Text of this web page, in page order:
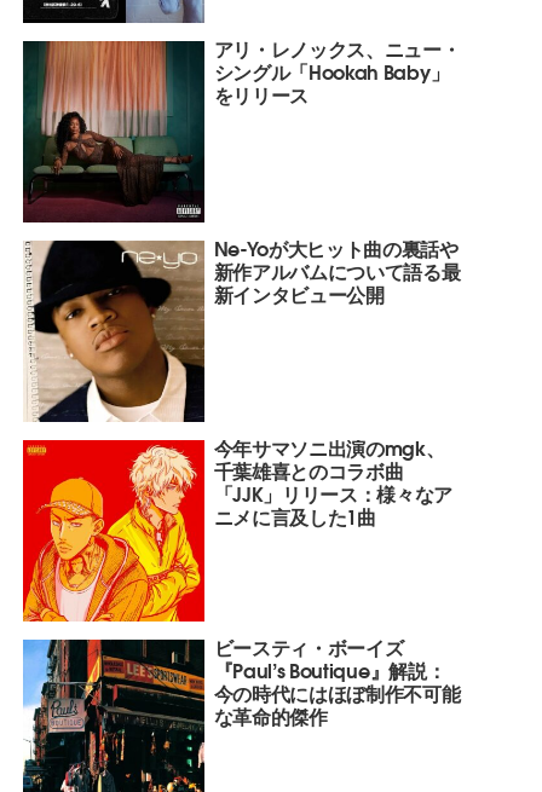
アリ・レノックス、ニュー・
シングル「Hookah Baby」
をリリース
Ne-Yoが大ヒット曲の裏話や
新作アルバムについて語る最
新インタビュー公開
今年サマソニ出演のmgk、
千葉雄喜とのコラボ曲
「JJK」リリース：様々なア
ニメに言及した1曲
ビースティ・ボーイズ
『Paul’s Boutique』解説：
今の時代にはほぼ制作不可能
な革命的傑作